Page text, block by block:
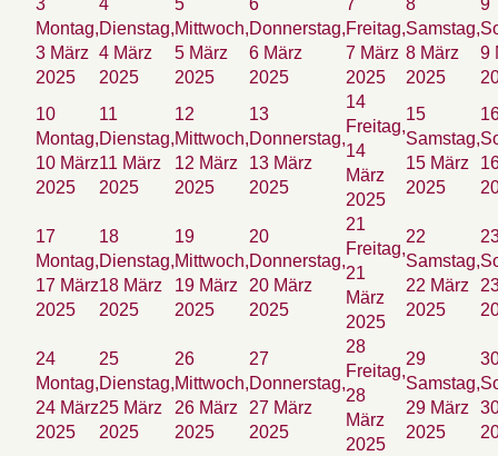
3
Montag,
3 März
2025
4
Dienstag,
4 März
2025
5
Mittwoch,
5 März
2025
6
Donnerstag,
6 März
2025
7
Freitag,
7 März
2025
8
Samstag,
8 März
2025
9
9
10
Montag,
10 März
2025
11
Dienstag,
11 März
2025
12
Mittwoch,
12 März
2025
13
Donnerstag,
13 März
2025
14
Freitag,
14
März
2025
15
Samstag,
15 März
2025
17
Montag,
17 März
2025
18
Dienstag,
18 März
2025
19
Mittwoch,
19 März
2025
20
Donnerstag,
20 März
2025
21
Freitag,
21
März
2025
22
Samstag,
22 März
2025
24
Montag,
24 März
2025
25
Dienstag,
25 März
2025
26
Mittwoch,
26 März
2025
27
Donnerstag,
27 März
2025
28
Freitag,
28
März
2025
29
Samstag,
29 März
2025